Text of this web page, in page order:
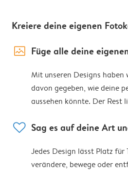
Kreiere deine eigenen
image_placeholder Füge alle deine
Mit unseren Designs haben
davon gegeben, wie deine
aussehen könnte. Der Rest
heart Sag es auf deine Art
Jedes Design lässt Platz für
verändere, bewege oder